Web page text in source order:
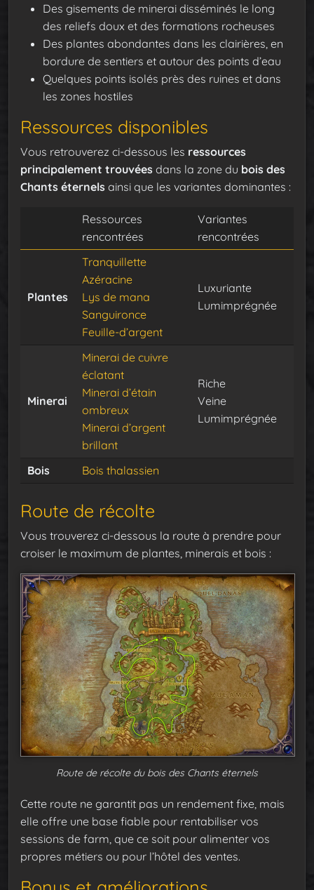
Des gisements de minerai disséminés le long
des reliefs doux et des formations rocheuses
Des plantes abondantes dans les clairières, en
bordure de sentiers et autour des points d’eau
Quelques points isolés près des ruines et dans
les zones hostiles
Ressources disponibles
Vous retrouverez ci-dessous les ressources
principalement trouvées dans la zone du bois des
Chants éternels ainsi que les variantes dominantes :
Ressources
rencontrées
Variantes
rencontrées
Plantes
Tranquillette
Azéracine
Lys de mana
Sanguironce
Feuille-d’argent
Luxuriante
Lumimprégnée
Minerai
Minerai de cuivre
éclatant
Minerai d’étain
ombreux
Minerai d’argent
brillant
Riche
Veine
Lumimprégnée
Bois Bois thalassien
Route de récolte
Vous trouverez ci-dessous la route à prendre pour
croiser le maximum de plantes, minerais et bois :
Route de récolte du bois des Chants éternels
Cette route ne garantit pas un rendement fixe, mais
elle offre une base fiable pour rentabiliser vos
sessions de farm, que ce soit pour alimenter vos
propres métiers ou pour l’hôtel des ventes.